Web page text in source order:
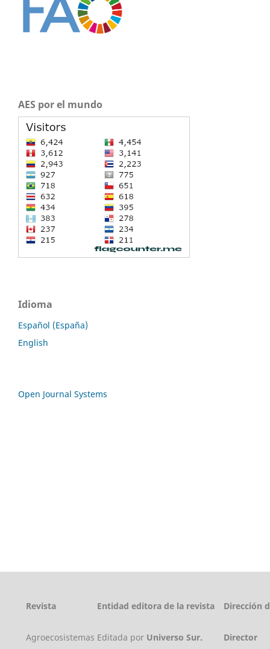
AES por el mundo
Idioma
Español (España)
English
Open Journal Systems
Revista Entidad editora de la revista Dirección
Agroecosistemas Editada por Universo Sur.
Director